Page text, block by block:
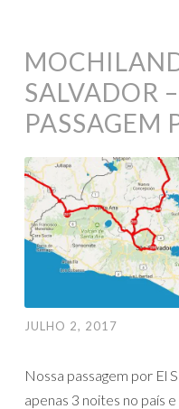
SALVADOR
PASSAGEM
JULHO 2, 2017
Nossa passagem por El
apenas 3 noites no país